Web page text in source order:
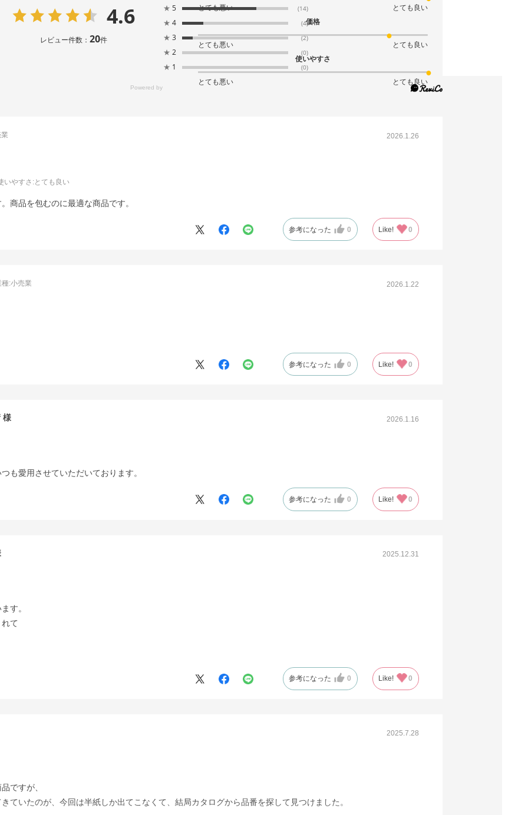
61-281-12-10
(9). 全判 白(200枚)
税抜 ￥2,640 /単価
￥19.80
￥3,960
税抜 ￥3,600 /単価
￥19.80
税抜 ￥3,600 /単価
￥19.80
￥3,960
在庫わずか
￥19.80
4.6
レビュー件数： 20件
★ 5 (14)
★ 4 (4)
★ 3 (2)
★ 2 (0)
★ 1 (0)
とても悪い
とても良い
価格
とても悪い
とても良い
使いやすさ
とても悪い とても良い
2026.1.26
いやすさ :とても良い
商品を包むのに最適な商品です。
参考になった 0 Like! 0
2026.1.22
種:小売業
参考になった 0 Like! 0
2026.1.16
も愛用させていただいております。
参考になった 0 Like! 0
2025.12.31
す。
て
参考になった 0 Like! 0
2025.7.28
ですが、
ていたのが、今回は半紙しか出てこなくて、結局カタログから品番を探して見つけました。